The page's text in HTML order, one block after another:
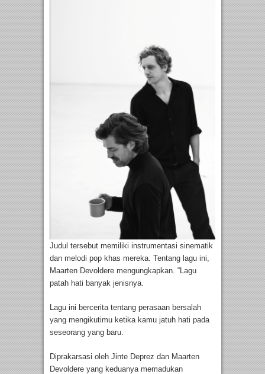
Judul tersebut memiliki instrumentasi sinematik
dan melodi pop khas mereka. Tentang lagu ini,
Maarten Devoldere mengungkapkan. “Lagu
patah hati banyak jenisnya.
Lagu ini bercerita tentang perasaan bersalah
yang mengikutimu ketika kamu jatuh hati pada
seseorang yang baru.
Diprakarsasi oleh Jinte Deprez dan Maarten
Devoldere yang keduanya memadukan